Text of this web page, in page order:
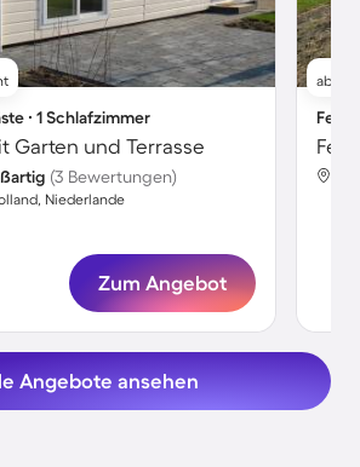
∙ 1 Schlafzimmer
Garten und Terrasse
(3 Bewertungen)
Niederlande
Zum Angebot
ab
Angebote ansehen